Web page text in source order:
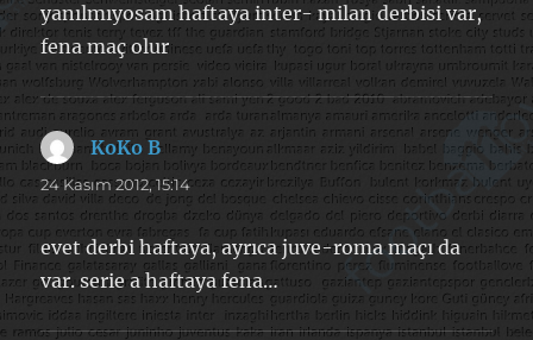
yanılmıyosam haftaya inter- milan derbisi var,
fena maç olur
KoKo Bdedi
ki:
24 Kasım 2012, 15:14
evet derbi haftaya, ayrıca juve-roma maçı da
var. serie a haftaya fena…